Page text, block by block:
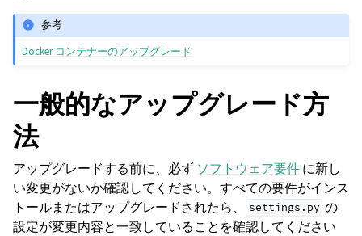
参考
Docker コンテナーのアップグレード
一般的なアップグレード方
法
アップグレードする前に、必ず ソフトウェア要件に新し
い変更がないか確認してください。すべての要件がインス
トールまたはアップグレードされたら、
settings.py の
設定が変更内容と一致していることを確認してください